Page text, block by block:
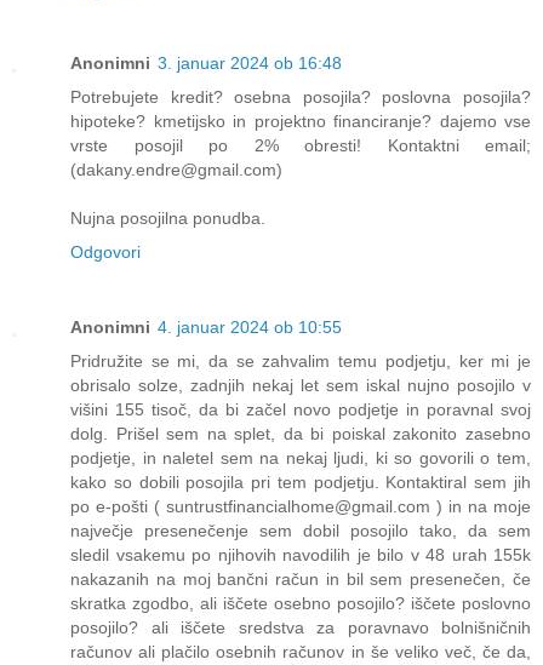
Anonimni 3. januar 2024 ob 16:48
Potrebujete kredit? osebna posojila? poslovna posojila?
hipoteke? kmetijsko in projektno financiranje? dajemo vse
vrste posojil po 2% obresti! Kontaktni email;
(dakany.endre@gmail.com)
Nujna posojilna ponudba.
Odgovori
Anonimni 4. januar 2024 ob 10:55
Pridružite se mi, da se zahvalim temu podjetju, ker mi je
obrisalo solze, zadnjih nekaj let sem iskal nujno posojilo v
višini 155 tisoč, da bi začel novo podjetje in poravnal svoj
dolg. Prišel sem na splet, da bi poiskal zakonito zasebno
podjetje, in naletel sem na nekaj ljudi, ki so govorili o tem,
kako so dobili posojila pri tem podjetju. Kontaktiral sem jih
po e-pošti ( suntrustfinancialhome@gmail.com ) in na moje
največje presenečenje sem dobil posojilo tako, da sem
sledil vsakemu po njihovih navodilih je bilo v 48 urah 155k
nakazanih na moj bančni račun in bil sem presenečen, če
skratka zgodbo, ali iščete osebno posojilo? iščete poslovno
posojilo? ali iščete sredstva za poravnavo bolnišničnih
računov ali plačilo osebnih računov in še veliko več, če da,